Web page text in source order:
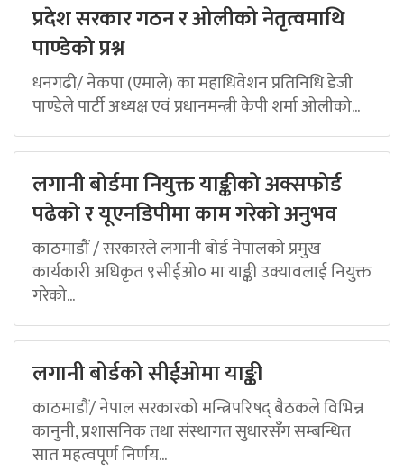
प्रदेश सरकार गठन र ओलीको नेतृत्वमाथि
पाण्डेको प्रश्न
धनगढी/ नेकपा (एमाले) का महाधिवेशन प्रतिनिधि डेजी
पाण्डेले पार्टी अध्यक्ष एवं प्रधानमन्त्री केपी शर्मा ओलीको...
लगानी बोर्डमा नियुक्त याङ्कीको अक्सफोर्ड
पढेको र यूएनडिपीमा काम गरेको अनुभव
काठमाडौं / सरकारले लगानी बोर्ड नेपालको प्रमुख
कार्यकारी अधिकृत ९सीईओ० मा याङ्की उक्यावलाई नियुक्त
गरेको...
लगानी बोर्डको सीईओमा याङ्की
काठमाडौं/ नेपाल सरकारको मन्त्रिपरिषद् बैठकले विभिन्न
कानुनी, प्रशासनिक तथा संस्थागत सुधारसँग सम्बन्धित
सात महत्वपूर्ण निर्णय...